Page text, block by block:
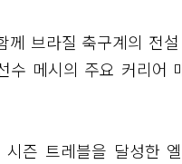
브라질 축구계의 전
메시의 주요 커리어
즌 트레블을 달성한